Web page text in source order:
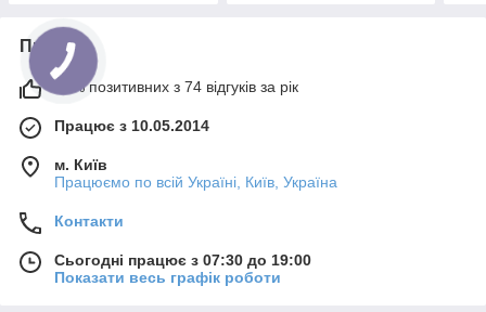
Про нас
92% позитивних з 74 відгуків за рік
Працює з 10.05.2014
м. Київ
Працюємо по всій Україні, Київ, Україна
Контакти
Сьогодні працює з 07:30 до 19:00
Показати весь графік роботи